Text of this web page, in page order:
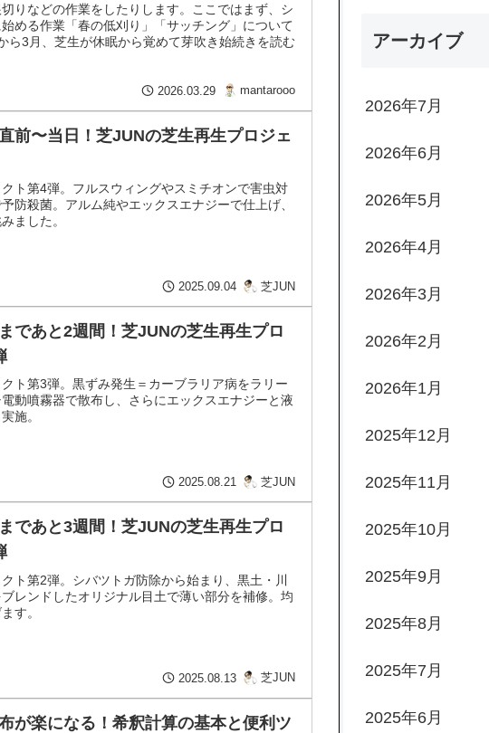
りなどの作業をしたりします。ここではまず、シ
める作業「春の低刈り」「サッチング」について
ら3月、芝生が休眠から覚めて芽吹き始続きを読む
2026.03.29 mantarooo
前〜当日！芝JUNの芝生再生プロジェ
ト第4弾。フルスウィングやスミチオンで害虫対
防殺菌。アルム純やエックスエナジーで仕上げ、
ました。
2025.09.04 芝JUN
であと2週間！芝JUNの芝生再生プロ
ト第3弾。黒ずみ発生＝カーブラリア病をラリー
動噴霧器で散布し、さらにエックスエナジーと液
施。
2025.08.21 芝JUN
であと3週間！芝JUNの芝生再生プロ
ト第2弾。シバツトガ防除から始まり、黒土・川
レンドしたオリジナル目土で薄い部分を補修。均
す。
2025.08.13 芝JUN
が楽になる！希釈計算の基本と便利ツ
アーカイブ
2026年7月
2026年6月
2026年5月
2026年4月
2026年3月
2026年2月
2026年1月
2025年12月
2025年11月
2025年10月
2025年9月
2025年8月
2025年7月
2025年6月